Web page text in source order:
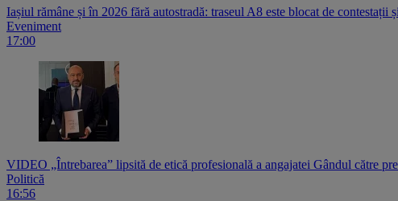
Iașiul rămâne și în 2026 fără autostradă: traseul A8 este blocat de contestații
Eveniment
17:00
VIDEO „Întrebarea” lipsită de etică profesională a angajatei Gândul către
Politică
16:56